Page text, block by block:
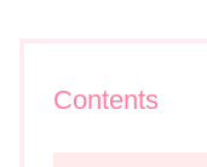
Contents